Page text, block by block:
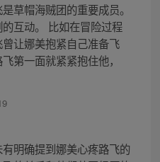
草帽海贼团的重要成员。
互动。 比如在冒险过程
让娜美抱紧自己准备飞
第一面就紧紧抱住他，
明确提到娜美心疼路飞的